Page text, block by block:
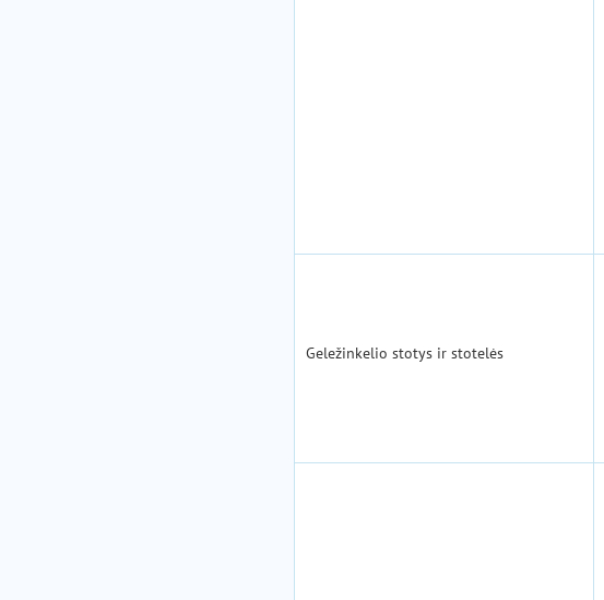
Geležinkelio stotys ir stotelės